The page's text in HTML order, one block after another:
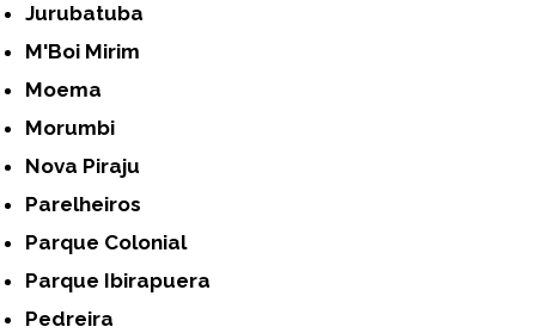
Jurubatuba
M'Boi Mirim
Moema
Morumbi
Nova Piraju
Parelheiros
Parque Colonial
Parque Ibirapuera
Pedreira